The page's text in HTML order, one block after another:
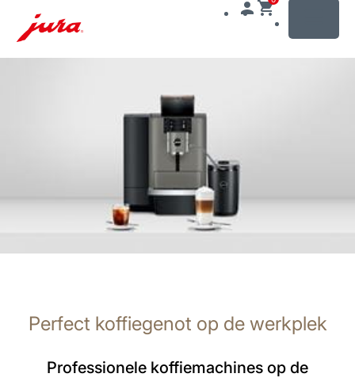
Perfect koffiegenot op de werkplek
Professionele koffiemachines op de